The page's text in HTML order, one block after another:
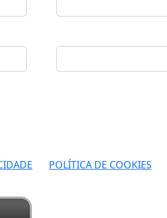
POLÍTICA DE COOKIES